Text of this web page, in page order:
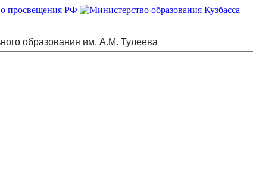
образования им. А.М. Тулеева